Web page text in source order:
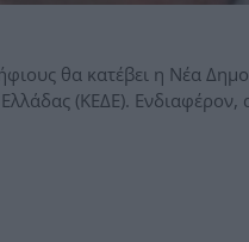
θα κατέβει η Νέα
(ΚΕΔΕ). Ενδιαφέρον,